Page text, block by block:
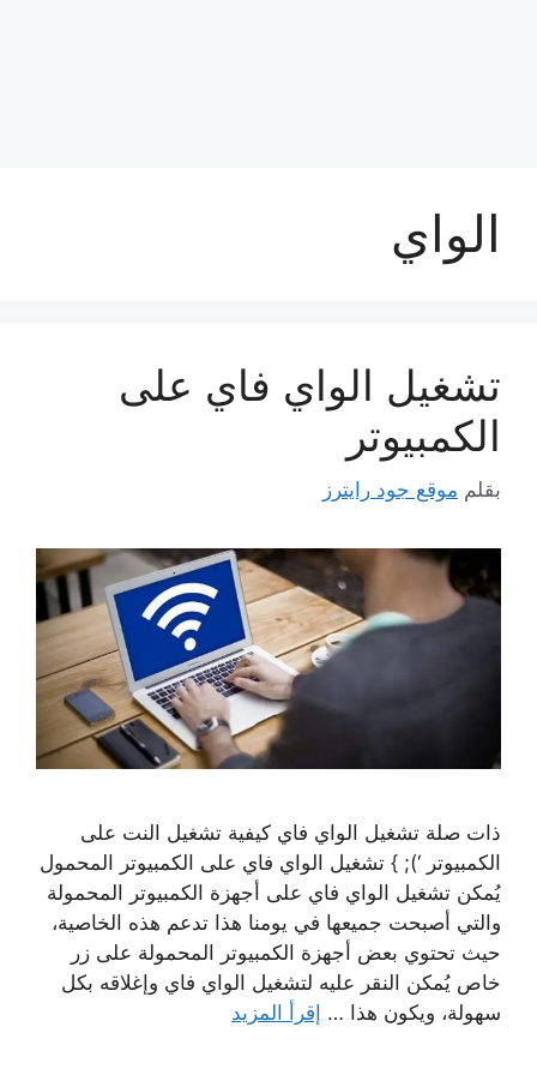
الواي
تشغيل الواي فاي على
الكمبيوتر
بقلم موقع جود رايترز
ذات صلة تشغيل الواي فاي كيفية تشغيل النت على
الكمبيوتر ‘); } تشغيل الواي فاي على الكمبيوتر المحمول
يُمكن تشغيل الواي فاي على أجهزة الكمبيوتر المحمولة
والتي أصبحت جميعها في يومنا هذا تدعم هذه الخاصية،
حيث تحتوي بعض أجهزة الكمبيوتر المحمولة على زر
خاص يُمكن النقر عليه لتشغيل الواي فاي وإغلاقه بكل
سهولة، ويكون هذا … إقرأ المزيد